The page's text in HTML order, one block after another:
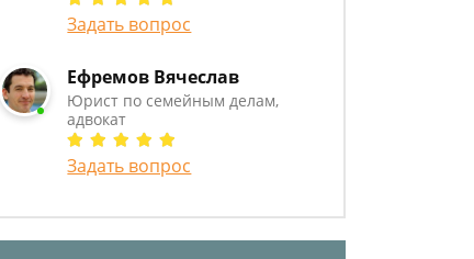
Задать вопрос
Ефремов Вячеслав
Юрист по семейным делам,
адвокат
Задать вопрос